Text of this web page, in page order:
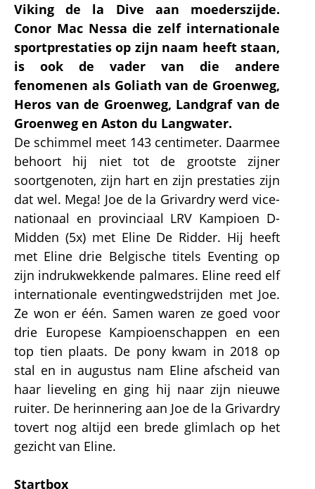
Viking de la Dive aan moederszijde.
Conor Mac Nessa die zelf internationale
sportprestaties op zijn naam heeft staan,
is ook de vader van die andere
fenomenen als Goliath van de Groenweg,
Heros van de Groenweg, Landgraf van de
Groenweg en Aston du Langwater.
De schimmel meet 143 centimeter. Daarmee
behoort hij niet tot de grootste zijner
soortgenoten, zijn hart en zijn prestaties zijn
dat wel. Mega! Joe de la Grivardry werd vice-
nationaal en provinciaal LRV Kampioen D-
Midden (5x) met Eline De Ridder. Hij heeft
met Eline drie Belgische titels Eventing op
zijn indrukwekkende palmares. Eline reed elf
internationale eventingwedstrijden met Joe.
Ze won er één. Samen waren ze goed voor
drie Europese Kampioenschappen en een
top tien plaats. De pony kwam in 2018 op
stal en in augustus nam Eline afscheid van
haar lieveling en ging hij naar zijn nieuwe
ruiter. De herinnering aan Joe de la Grivardry
tovert nog altijd een brede glimlach op het
gezicht van Eline.
Startbox